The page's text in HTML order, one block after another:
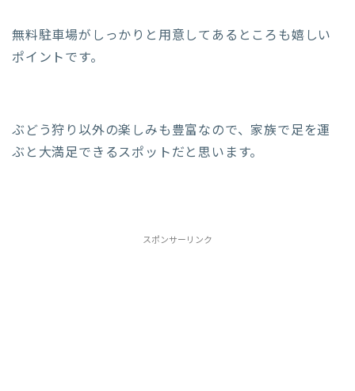
無料駐車場がしっかりと用意してあるところも嬉しい
ポイントです。
ぶどう狩り以外の楽しみも豊富なので、家族で足を運
ぶと大満足できるスポットだと思います。
スポンサーリンク